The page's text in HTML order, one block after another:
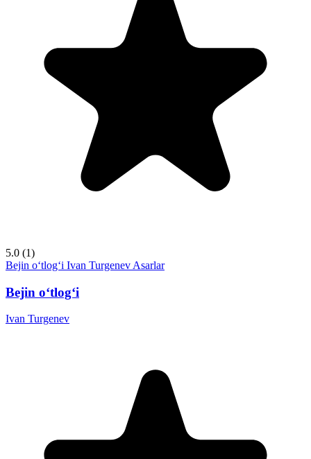
5.0 (1)
Bejin o‘tlog‘i Ivan Turgenev Asarlar
Bejin o‘tlog‘i
Ivan Turgenev